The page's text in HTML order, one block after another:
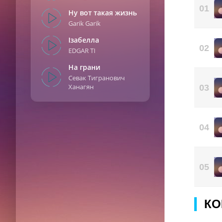
Ну вот такая жизнь
Garik Garik
Ізабелла
EDGAR TI
На грани
Севак Тигранович
Ханагян
01
02
03
04
05